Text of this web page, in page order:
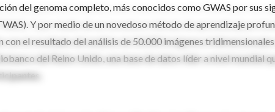
del genoma completo, más conocidos como GWAS por sus
Y por medio de un novedoso método de aprendizaje
el resultado del análisis de 50.000 imágenes
del Reino Unido, una base de datos líder a nivel mundial